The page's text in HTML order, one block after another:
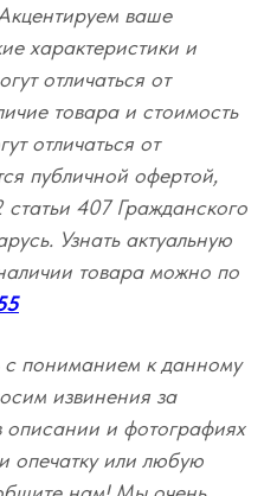
ваше
характеристики и
отличаться от
товара и стоимость
отличаться от
публичной офертой,
407 Гражданского
Узнать актуальную
товара можно по
с пониманием к данному
извинения за
описании и фотографиях
опечатку или любую